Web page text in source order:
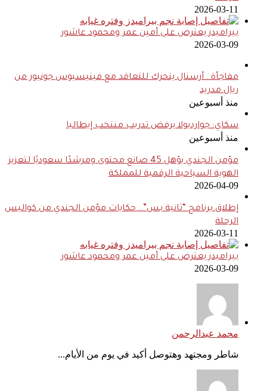
2026-03-11
بيراميدز يعترض على أمين عمر ومحمود عاشور
2026-03-09
مفاجأة.. أرسنال يتحرك للتعاقد مع فينيسيوس جونيور من
ريال مدريد
منذ أسبوعين
سكاي: جوارديولا يرفض تدريب منتخب إيطاليا
منذ أسبوعين
مؤمن الجندي يؤهل 45 صانع محتوى ومرشدًا سعوديًا لتعزيز
الهوية السياحية الرقمية للمملكة
2026-04-09
إطلاق برنامج “ثانية بس”.. حكايات مؤمن الجندي من كواليس
الرحلة
2026-03-11
بيراميدز يعترض على أمين عمر ومحمود عاشور
2026-03-09
محمد عبدالرحمن
شاطر ومجتهد وهتوصل أكيد في يوم من الأيام...